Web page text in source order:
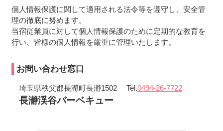
個人情報保護に関して適用される法令等を遵守し、安全管
理の徹底に努めます。
当宿従業員に対して個人情報保護のために定期的な教育を
行い、皆様の個人情報を厳重に管理いたします。
お問い合わせ窓口
埼玉県秩父郡長瀞町長瀞1502 Tel.0494-26-7722
長瀞渓谷バーベキュー